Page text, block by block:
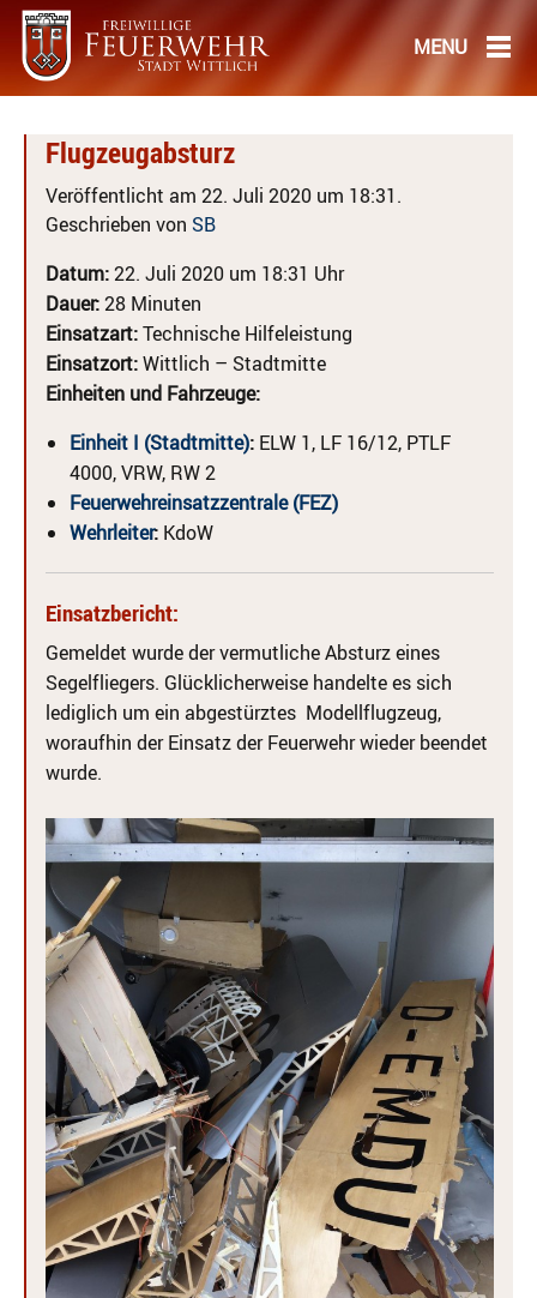
Flugzeugabsturz
Veröffentlicht am 22. Juli 2020 um 18:31.
Geschrieben von SB
Datum:22. Juli 2020 um 18:31 Uhr
Dauer:28 Minuten
Einsatzart:Technische Hilfeleistung
Einsatzort:Wittlich – Stadtmitte
Einheiten und Fahrzeuge:
Einheit I (Stadtmitte): ELW 1, LF 16/12, PTLF
4000, VRW, RW 2
Feuerwehreinsatzzentrale (FEZ)
Wehrleiter: KdoW
Einsatzbericht:
Gemeldet wurde der vermutliche Absturz eines
Segelfliegers. Glücklicherweise handelte es sich
lediglich um ein abgestürztes Modellflugzeug,
woraufhin der Einsatz der Feuerwehr wieder beendet
wurde.